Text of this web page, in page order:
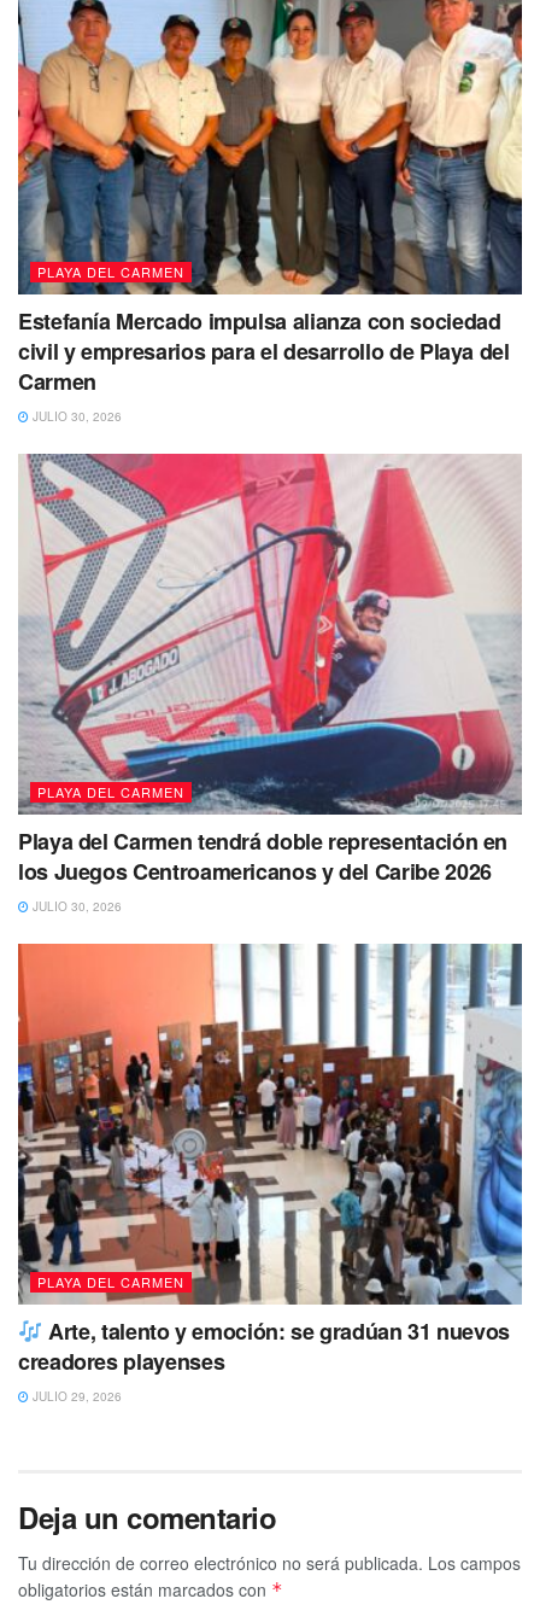
PLAYA DEL CARMEN
Estefanía Mercado impulsa alianza con sociedad
civil y empresarios para el desarrollo de Playa del
Carmen
JULIO 30, 2026
PLAYA DEL CARMEN
Playa del Carmen tendrá doble representación en
los Juegos Centroamericanos y del Caribe 2026
JULIO 30, 2026
PLAYA DEL CARMEN
Arte, talento y emoción: se gradúan 31 nuevos
creadores playenses
JULIO 29, 2026
Deja un comentario
Tu dirección de correo electrónico no será publicada. Los campos
obligatorios están marcados con *